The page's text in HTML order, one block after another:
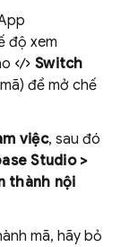
độ xem
Switch
để mở chế
việc, sau đó
Studio>
thành nội
mã, hãy bỏ